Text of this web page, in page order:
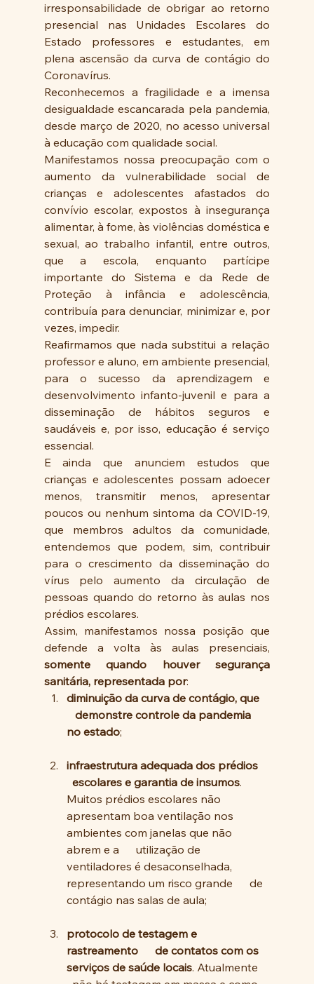
irresponsabilidade de obrigar ao retorno
presencial nas Unidades Escolares do
Estado professores e estudantes, em
plena ascensão da curva de contágio do
Coronavírus.
Reconhecemos a fragilidade e a imensa
desigualdade escancarada pela pandemia,
desde março de 2020, no acesso universal
à educação com qualidade social.
Manifestamos nossa preocupação com o
aumento da vulnerabilidade social de
crianças e adolescentes afastados do
convívio escolar, expostos à insegurança
alimentar, à fome, às violências doméstica e
sexual, ao trabalho infantil, entre outros,
que a escola, enquanto partícipe
importante do Sistema e da Rede de
Proteção à infância e adolescência,
contribuía para denunciar, minimizar e, por
vezes, impedir.
Reafirmamos que nada substitui a relação
professor e aluno, em ambiente presencial,
para o sucesso da aprendizagem e
desenvolvimento infanto-juvenil e para a
disseminação de hábitos seguros e
saudáveis e, por isso, educação é serviço
essencial.
E ainda que anunciem estudos que
crianças e adolescentes possam adoecer
menos, transmitir menos, apresentar
poucos ou nenhum sintoma da COVID-19,
que membros adultos da comunidade,
entendemos que podem, sim, contribuir
para o crescimento da disseminação do
vírus pelo aumento da circulação de
pessoas quando do retorno às aulas nos
prédios escolares.
Assim, manifestamos nossa posição que
defende a volta às aulas presenciais,
somente quando houver segurança
sanitária, representada por:
diminuição da curva de contágio, que
   demonstre controle da pandemia
no estado;
infraestrutura adequada dos prédios
  escolares e garantia de insumos
.
Muitos prédios escolares não
apresentam boa ventilação nos
ambientes com janelas que não
abrem e a      utilização de
ventiladores é desaconselhada,
representando um risco grande      de
contágio nas salas de aula;
protocolo de testagem e
rastreamento      de contatos com os
serviços de saúde locais. Atualmente